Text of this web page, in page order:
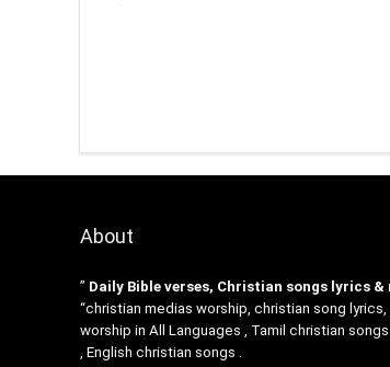
About
” Daily Bible verses, Christian songs lyrics &
“christian medias worship, christian song lyrics,
worship in All Languages , Tamil christian
, English christian songs .